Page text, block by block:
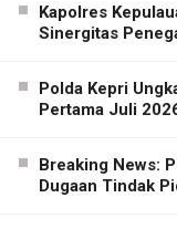
Kapolres
Sinergitas
Polda Kepri
Pertama Juli
Breaking News:
Dugaan Tindak